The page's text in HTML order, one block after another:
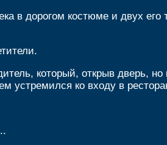
в дорогом костюме и двух его
который, открыв дверь,
устремился ко входу в